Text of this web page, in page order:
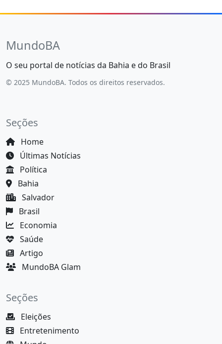
MundoBA
O seu portal de notícias da Bahia e do Brasil
© 2025 MundoBA. Todos os direitos reservados.
Seções
Home
Últimas Notícias
Política
Bahia
Salvador
Brasil
Economia
Saúde
Artigo
MundoBA Glam
Seções
Eleições
Entretenimento